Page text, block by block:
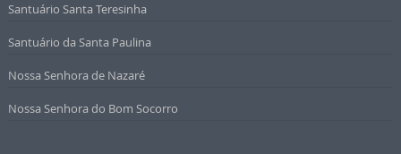
Santuário Santa Teresinha
Santuário da Santa Paulina
Nossa Senhora de Nazaré
Nossa Senhora do Bom Socorro